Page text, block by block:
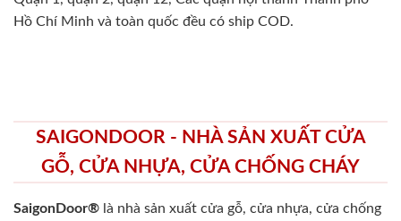
Hồ Chí Minh và toàn quốc đều có ship COD.
SAIGONDOOR - NHÀ SẢN XUẤT CỬA
GỖ, CỬA NHỰA, CỬA CHỐNG CHÁY
SaigonDoor® là nhà sản xuất cửa gỗ, cửa nhựa, cửa chống